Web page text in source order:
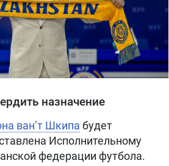
назначение
ван’т Шкипа будет
Исполнительному
федерации футбола.